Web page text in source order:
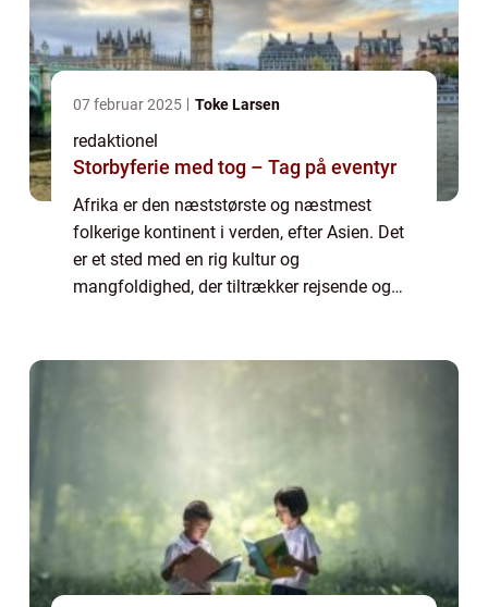
07 februar 2025 Toke Larsen
redaktionel
Storbyferie med tog – Tag på eventyr
Afrika er den næststørste og næstmest
folkerige kontinent i verden, efter Asien. Det
er et sted med en rig kultur og
mangfoldighed, der tiltrækker rejsende og